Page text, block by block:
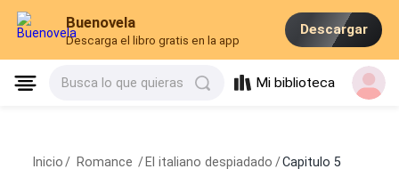
Buenovela
Descarga el libro gratis en la app
Descargar
Busca lo que quieras Mi biblioteca
Inicio / Romance / El italiano despiadado /Capitulo 5